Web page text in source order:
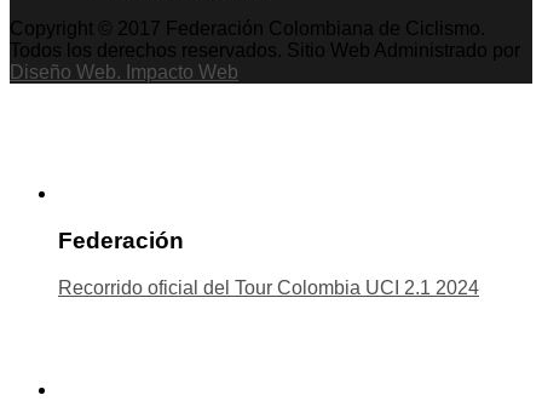
Copyright © 2017 Federación Colombiana de Ciclismo.
Todos los derechos reservados. Sitio Web Administrado por
Diseño Web. Impacto Web
Federación
Recorrido oficial del Tour Colombia UCI 2.1 2024